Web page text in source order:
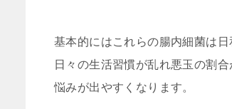
基本的にはこれらの腸内細菌は
日々の生活習慣が乱れ悪玉の割
悩みが出やすくなります。